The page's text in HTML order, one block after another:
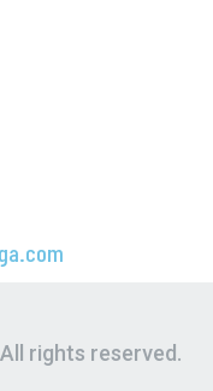
rights reserved.